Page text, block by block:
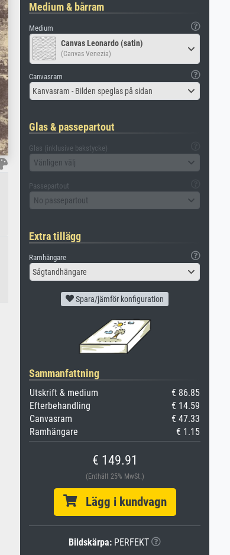
Medium & bårram
Medium
Canvas Leonardo (satin)
(Canvas Venezia)
Canvasram
Kanvasram - Bilden speglas på sidan
Glas & passepartout
Glas (inklusive bakstycke)
Vänligen välj
Passepartout
No passepartout
Extra tillägg
Ramhängare
Sågtandhängare
Spara/jämför konfiguration
Sammanfattning
Utskrift & medium
€ 86.85
Efterbehandling
€ 14.59
Canvasram
€ 47.33
Ramhängare
€ 1.15
€ 149.91
(Enthält 25% MwSt.)
Lägg i kundvagn
Bildskärpa: PERFEKT